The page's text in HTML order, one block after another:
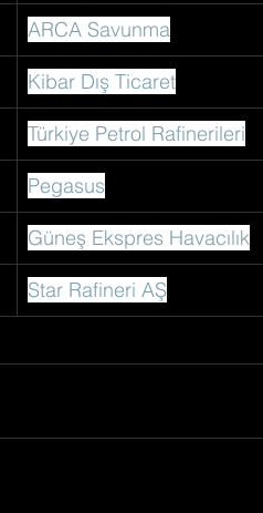
ARCA Savunma
Kibar Dış Ticaret
Türkiye Petrol Rafinerileri
Pegasus
Güneş Ekspres Havacılık
Star Rafineri AŞ